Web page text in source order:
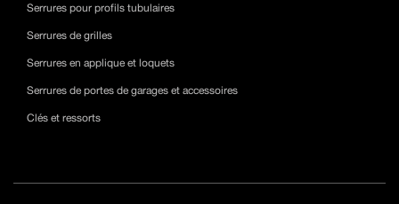
Serrures pour profils tubulaires
Serrures de grilles
Serrures en applique et loquets
Serrures de portes de garages et accessoires
Clés et ressorts